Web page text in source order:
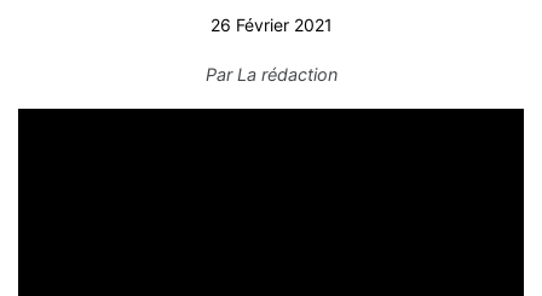
26 Février 2021
ParLa rédaction